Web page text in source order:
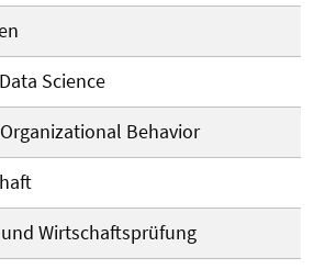
Science
Behavior
Wirtschaftsprüfung